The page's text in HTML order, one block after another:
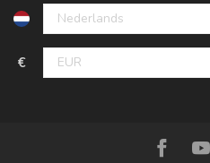
€